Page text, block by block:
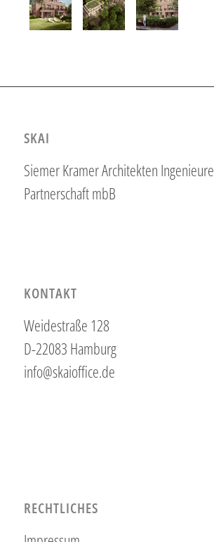
SKAI
Siemer Kramer Architekten Ingenieure
Partnerschaft mbB
KONTAKT
Weidestraße 128
D-22083 Hamburg
info@skaioffice.de
RECHTLICHES